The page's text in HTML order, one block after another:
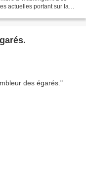
actuelles portant sur la